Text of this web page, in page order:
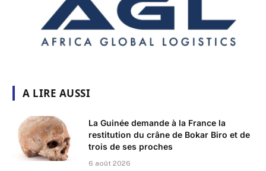
A LIRE AUSSI
La Guinée demande à la France la
restitution du crâne de Bokar Biro et de
trois de ses proches
6 août 2026